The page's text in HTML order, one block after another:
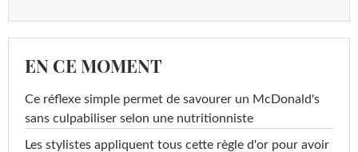
EN CE MOMENT
Ce réflexe simple permet de savourer un McDonald's
sans culpabiliser selon une nutritionniste
Les stylistes appliquent tous cette règle d'or pour avoir